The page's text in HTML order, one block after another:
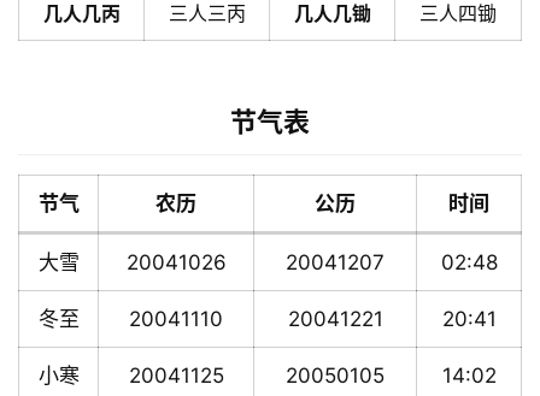
几人几丙 三人三丙 几人几锄 三人四锄
节气表
节气 农历 公历 时间
大雪 20041026 20041207 02:48
冬至 20041110 20041221 20:41
小寒 20041125 20050105 14:02